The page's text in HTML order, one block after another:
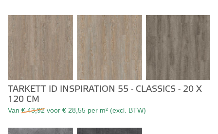
TARKETT ID INSPIRATION 55 - CLASSICS - 20 X
120 CM
Van € 43,92 voor € 28,55 per m² (excl. BTW)